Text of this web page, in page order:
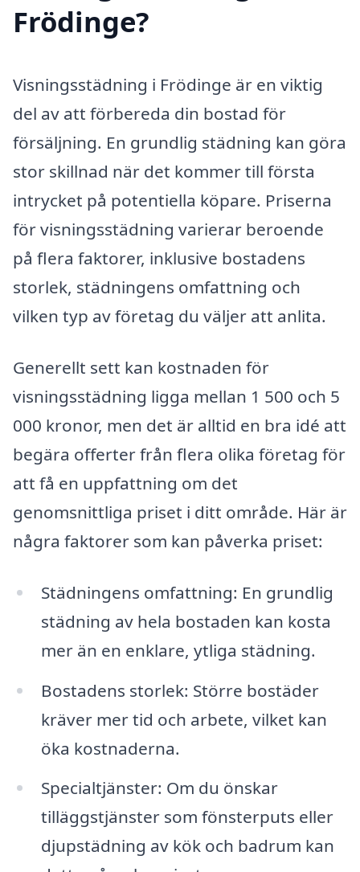
Frödinge?
Visningsstädning i Frödinge är en viktig
del av att förbereda din bostad för
försäljning. En grundlig städning kan göra
stor skillnad när det kommer till första
intrycket på potentiella köpare. Priserna
för visningsstädning varierar beroende
på flera faktorer, inklusive bostadens
storlek, städningens omfattning och
vilken typ av företag du väljer att anlita.
Generellt sett kan kostnaden för
visningsstädning ligga mellan 1 500 och 5
000 kronor, men det är alltid en bra idé att
begära offerter från flera olika företag för
att få en uppfattning om det
genomsnittliga priset i ditt område. Här är
några faktorer som kan påverka priset:
Städningens omfattning: En grundlig
städning av hela bostaden kan kosta
mer än en enklare, ytliga städning.
Bostadens storlek: Större bostäder
kräver mer tid och arbete, vilket kan
öka kostnaderna.
Specialtjänster: Om du önskar
tilläggstjänster som fönsterputs eller
djupstädning av kök och badrum kan